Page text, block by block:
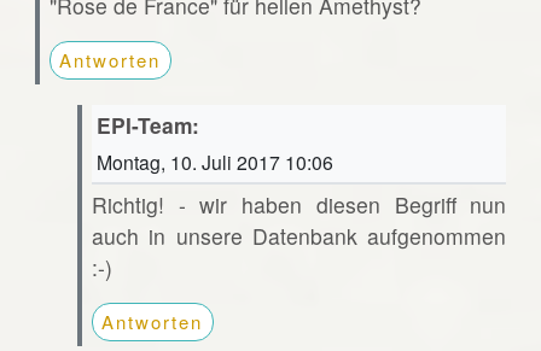
Antworten
EPI-Team:
Montag, 10. Juli 2017 10:06
Richtig! - wir haben diesen Begriff nun
auch in unsere Datenbank aufgenommen
:-)
Antworten